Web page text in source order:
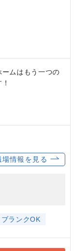
ムはもう一つの
場情報を見る
ランクOK